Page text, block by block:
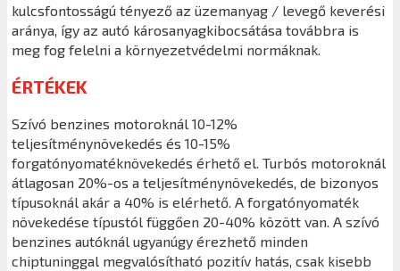
kulcsfontosságú tényező az üzemanyag / levegő keverési
aránya, így az autó károsanyagkibocsátása továbbra is
meg fog felelni a környezetvédelmi normáknak.
ÉRTÉKEK
Szívó benzines motoroknál 10-12%
teljesítménynövekedés és 10-15%
forgatónyomatéknövekedés érhető el. Turbós motoroknál
átlagosan 20%-os a teljesítménynövekedés, de bizonyos
típusoknál akár a 40% is elérhető. A forgatónyomaték
növekedése típustól függően 20-40% között van. A szívó
benzines autóknál ugyanúgy érezhető minden
chiptuninggal megvalósítható pozitív hatás, csak kisebb